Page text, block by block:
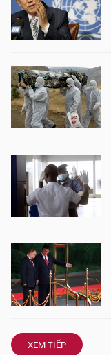
XEM TIẾP